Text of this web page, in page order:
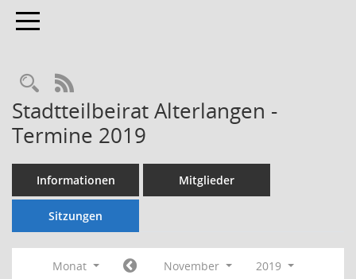
Toggle navigation
Rechercheauswahl
RSS-Feed
Stadtteilbeirat Alterlangen -
Termine 2019
Informationen Mitglieder
Sitzungen
Monat November
2019